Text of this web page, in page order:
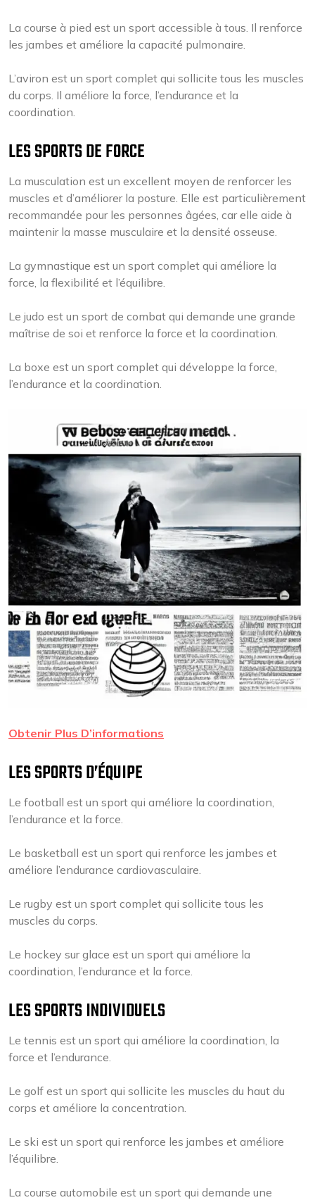
La course à pied est un sport accessible à tous. Il renforce
les jambes et améliore la capacité pulmonaire.
L’aviron est un sport complet qui sollicite tous les muscles
du corps. Il améliore la force, l’endurance et la
coordination.
LES SPORTS DE FORCE
La musculation est un excellent moyen de renforcer les
muscles et d’améliorer la posture. Elle est particulièrement
recommandée pour les personnes âgées, car elle aide à
maintenir la masse musculaire et la densité osseuse.
La gymnastique est un sport complet qui améliore la
force, la flexibilité et l’équilibre.
Le judo est un sport de combat qui demande une grande
maîtrise de soi et renforce la force et la coordination.
La boxe est un sport complet qui développe la force,
l’endurance et la coordination.
Obtenir Plus D’informations
LES SPORTS D’ÉQUIPE
Le football est un sport qui améliore la coordination,
l’endurance et la force.
Le basketball est un sport qui renforce les jambes et
améliore l’endurance cardiovasculaire.
Le rugby est un sport complet qui sollicite tous les
muscles du corps.
Le hockey sur glace est un sport qui améliore la
coordination, l’endurance et la force.
LES SPORTS INDIVIDUELS
Le tennis est un sport qui améliore la coordination, la
force et l’endurance.
Le golf est un sport qui sollicite les muscles du haut du
corps et améliore la concentration.
Le ski est un sport qui renforce les jambes et améliore
l’équilibre.
La course automobile est un sport qui demande une